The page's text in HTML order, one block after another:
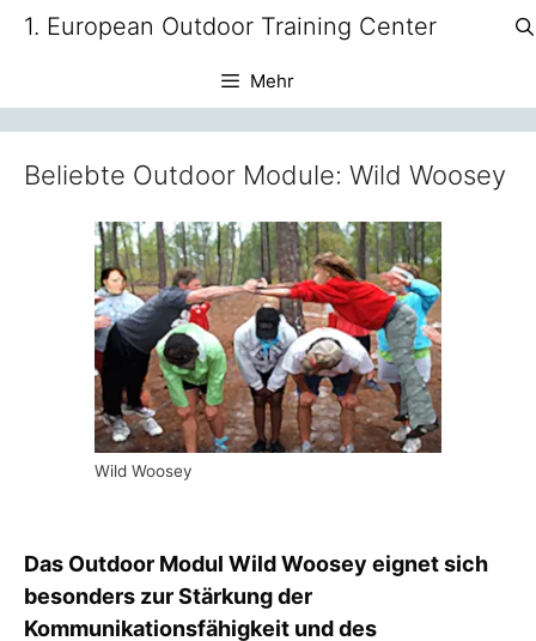
Zum1. European Outdoor Training Center
Mehr
Beliebte Outdoor Module: Wild Woosey
Wild Woosey
Das Outdoor Modul Wild Woosey eignet sich
besonders zur Stärkung der
Kommunikationsfähigkeit und des